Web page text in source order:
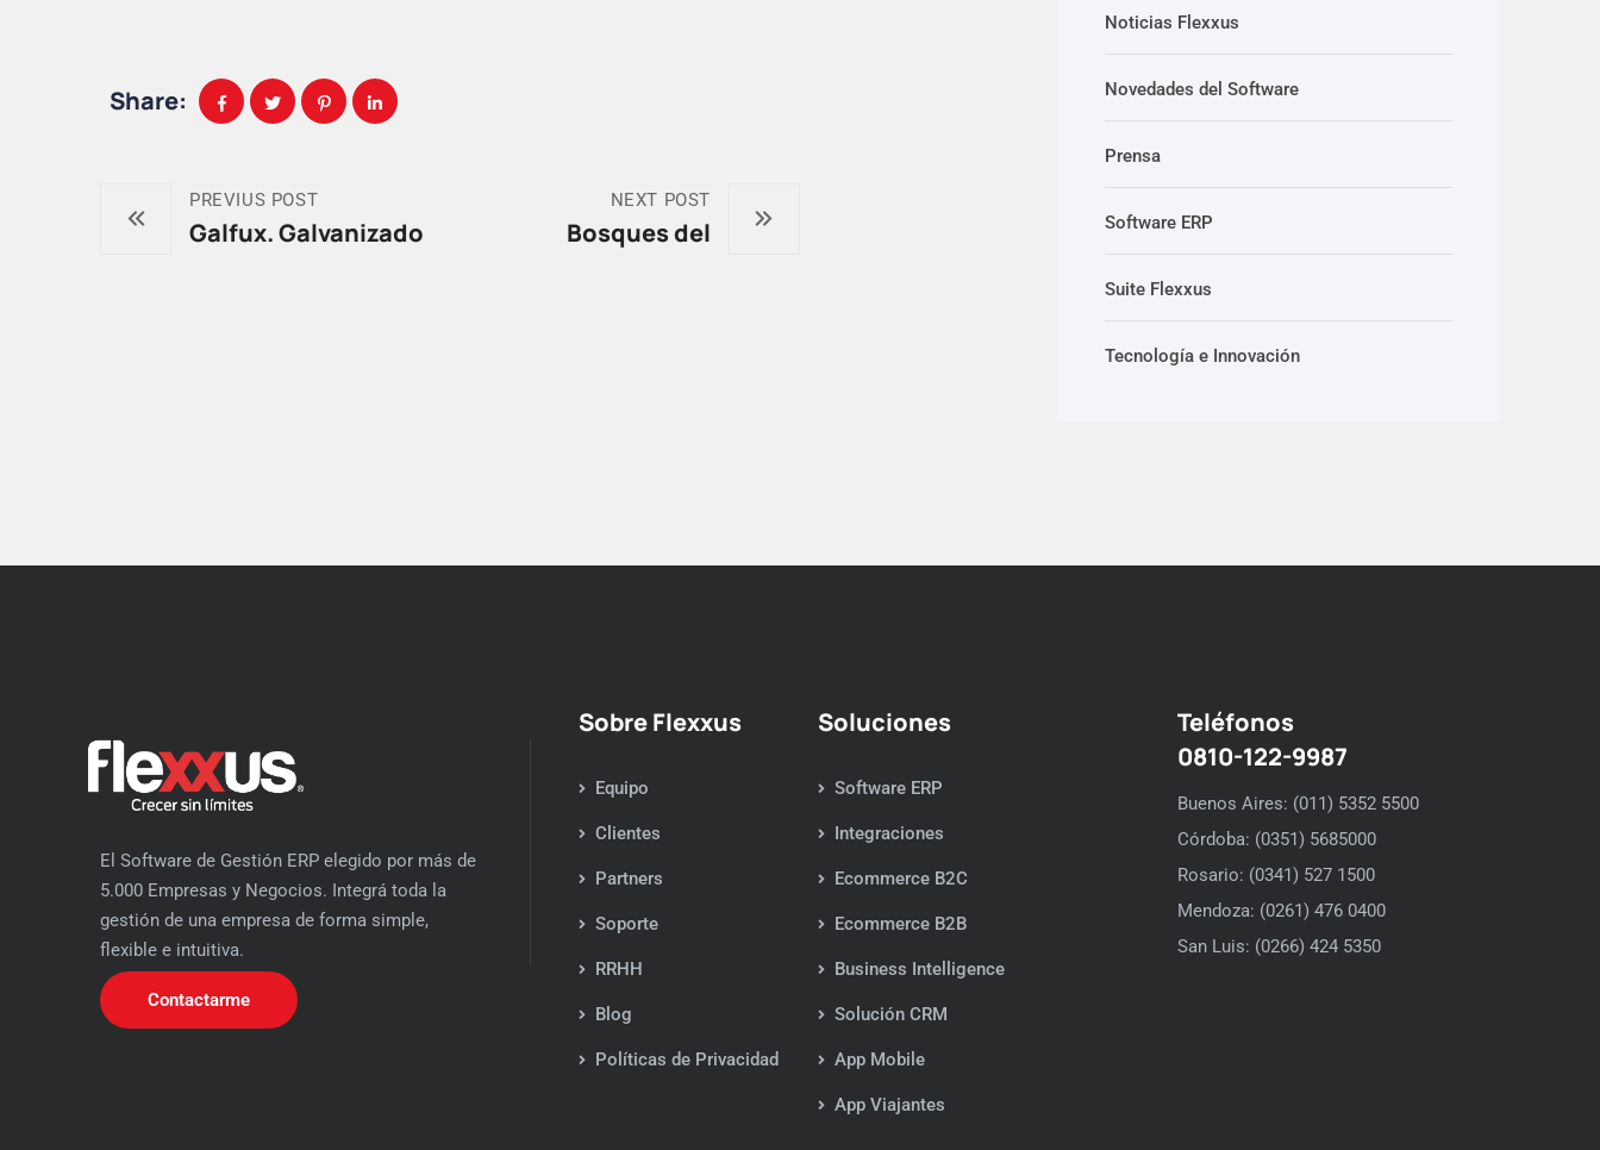
Share:
PREVIUS POST
Galfux. Galvanizado
NEXT POST
Bosques del
Noticias Flexxus
Novedades del Software
Prensa
Software ERP
Suite Flexxus
Tecnología e Innovación
El Software de Gestión ERP elegido por más de
5.000 Empresas y Negocios. Integrá toda la
gestión de una empresa de forma simple,
flexible e intuitiva.
Contactarme
Sobre Flexxus
Equipo
Clientes
Partners
Soporte
RRHH
Blog
Políticas de Privacidad
Soluciones
Software ERP
Integraciones
Ecommerce B2C
Ecommerce B2B
Business Intelligence
Solución CRM
App Mobile
App Viajantes
Teléfonos
0810-122-9987
Buenos Aires: (011) 5352 5500
Córdoba: (0351) 5685000
Rosario: (0341) 527 1500
Mendoza: (0261) 476 0400
San Luis: (0266) 424 5350